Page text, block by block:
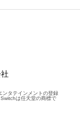
ンタテインメントの登録
は任天堂の商標で